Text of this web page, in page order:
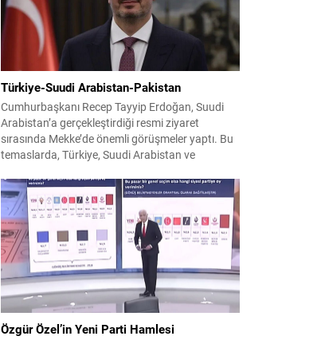
Türkiye-Suudi Arabistan-Pakistan
Cumhurbaşkanı Recep Tayyip Erdoğan, Suudi
Arabistan’a gerçekleştirdiği resmi ziyaret
sırasında Mekke’de önemli görüşmeler yaptı. Bu
temaslarda, Türkiye, Suudi Arabistan ve
birliği çerçevesi oluşturuldu. Ziyaretin en somut
çıktısı, üç ülkenin imza attığı Mekke Ortak
Savunma Anlaşması oldu. Anlaşma; ortak
güvenlik yaklaşımıyla bölgesel barış, istikrar...
Özgür Özel’in Yeni Parti Hamlesi